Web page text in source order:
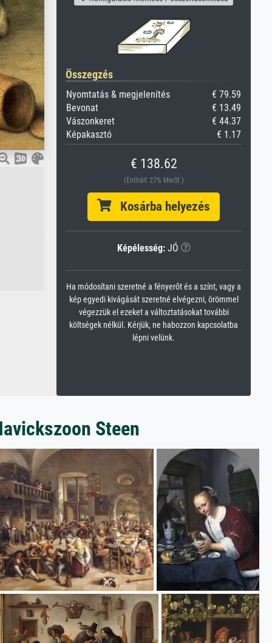
Összegzés
Nyomtatás & megjelenítés
€ 79.59
Bevonat
€ 13.49
Vászonkeret
€ 44.37
Képakasztó
€ 1.17
€ 138.62
(Enthält 27% MwSt.)
Kosárba helyezés
Képélesség:JÓ
Ha módosítani szeretné a fényerőt és a színt, vagy a
kép egyedi kivágását szeretné elvégezni, örömmel
végezzük el ezeket a változtatásokat további
költségek nélkül. Kérjük, ne habozzon kapcsolatba
lépni velünk.
Steen